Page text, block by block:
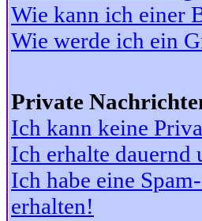
Wie kann ich einer
Wie werde ich ein
Private
Ich kann keine
Ich erhalte
Ich habe eine
erhalten!